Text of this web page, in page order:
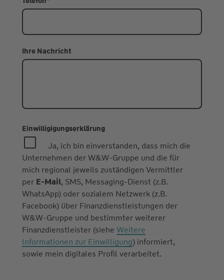
Ihre Nachricht
Einwilligigungserklärung
Ja, ich bin einverstanden, dass mich die
Unternehmen der W&W-Gruppe und die für
mich regional jeweils zuständigen Vermittler
per E-Mail, SMS, Messaging-Dienst (z.B.
WhatsApp) oder sozialem Netzwerk (z.B.
Facebook) über Finanzdienstleistungen der
W&W-Gruppe und bestimmter weiterer
Finanzdienstleister (siehe Weitere
Informationen zur Einwilligung) informiert,
sowie mein digitales Profil verarbeitet.